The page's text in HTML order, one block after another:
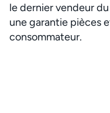
le dernier vendeur
une garantie pièces
consommateur.